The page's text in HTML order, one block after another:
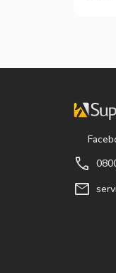
call
mail